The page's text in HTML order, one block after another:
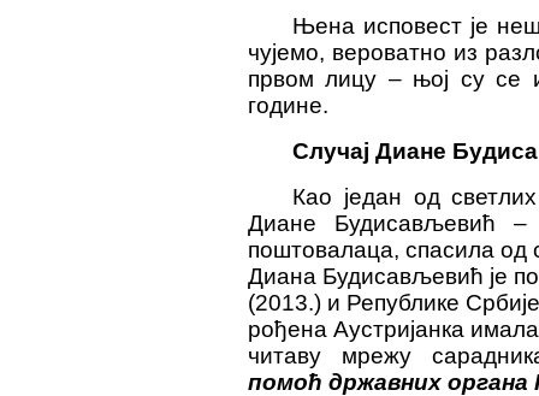
Њена исповест је
чујемо, вероватно из
првом лицу – њој су се
године.
Случај Диане
Као један од
Диане Будисављевић
поштовалаца, спасила од
Диана Будисављевић је
(2013.) и Републике
рођена Аустријанка
читаву мрежу
помоћ државних органа